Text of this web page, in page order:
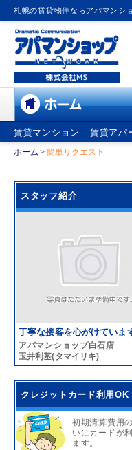
札幌の賃貸物件ならアパマンシ
賃貸マンション 賃貸アパ
ホーム > 簡単リクエスト
スタッフ紹介
丁寧な接客を心がけていま
アパマンショップ白石店
玉井利基(タマイリキ)
クレジットカード利用OK
初期清算費用
いにカードが
ます。